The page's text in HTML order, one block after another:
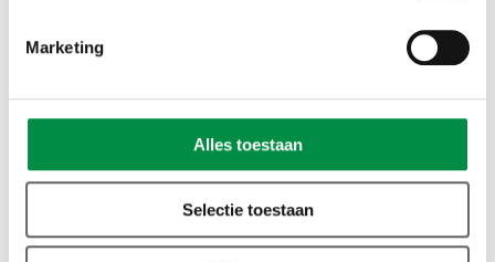
Marketing
Alles toestaan
Selectie toestaan
het bestuur
Wie worden Leraren van
het Jaar in 2022?